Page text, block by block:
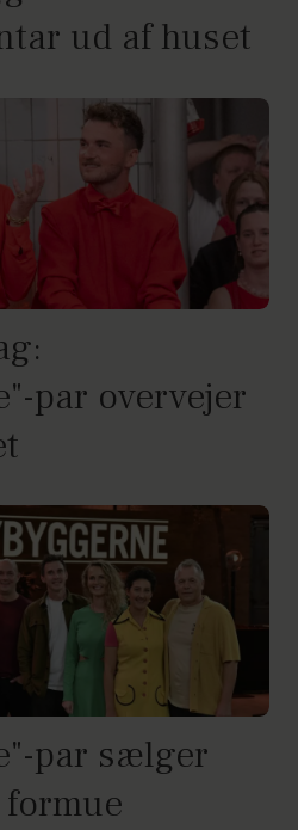
ud af huset
par overvejer
par sælger